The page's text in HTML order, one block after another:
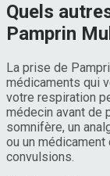
Quels
Pamprin
La prise de
médicaments qui
votre respiration
médecin avant de
somnifère, un
ou un médicament
convulsions.